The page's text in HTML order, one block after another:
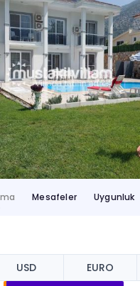
Mesafeler Uygunluk
USD EURO